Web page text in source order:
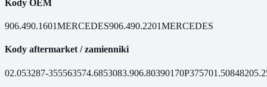
Kody OEM
906.490.1601MERCEDES906.490.2201MERCEDES
Kody aftermarket / zamienniki
02.053287-355563574.6853083.906.80390170P375701.50848